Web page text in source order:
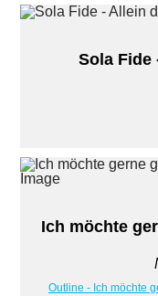
Sola Fide
Ich möchte
Outline - Ich möchte